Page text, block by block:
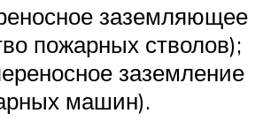
заземляющее
пожарных стволов);
заземление
машин).